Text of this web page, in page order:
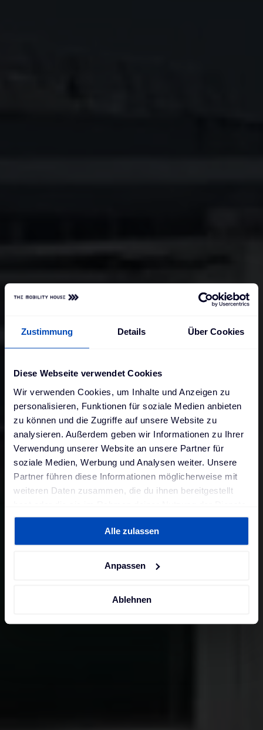
Zustimmung Details Über Cookies
Diese Webseite verwendet Cookies
Wir verwenden Cookies, um Inhalte und Anzeigen zu
personalisieren, Funktionen für soziale Medien anbieten
zu können und die Zugriffe auf unsere Website zu
analysieren. Außerdem geben wir Informationen zu Ihrer
Verwendung unserer Website an unsere Partner für
soziale Medien, Werbung und Analysen weiter. Unsere
Partner führen diese Informationen möglicherweise mit
weiteren Daten zusammen, die du ihnen bereitgestellt
gesammelt haben. Weitere Informationen findest du in
Datenschutzerklärungund unserem
Impressum.
Alle zulassen
Anpassen
Ablehnen